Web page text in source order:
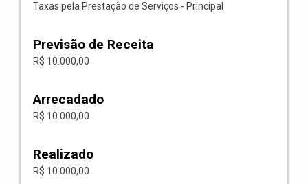
Taxas pela Prestação de Serviços - Principal
Previsão de Receita
R$ 10.000,00
Arrecadado
R$ 10.000,00
Realizado
R$ 10.000,00